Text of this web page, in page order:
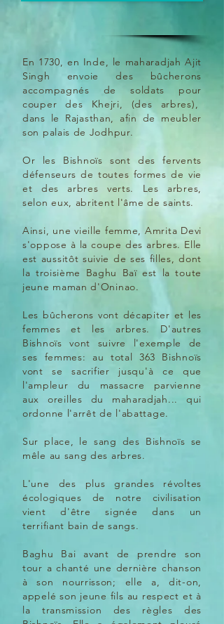
En 1730, en Inde, le maharadjah Ajit
Singh envoie des bûcherons
accompagnés de soldats pour
couper des Khejri, (des arbres),
dans le Rajasthan, afin de meubler
son palais de Jodhpur.
Or les Bishnoïs sont des fervents
défenseurs de toutes formes de vie
et des arbres verts. Les arbres,
selon eux, abritent l'âme de saints.
Ainsi, une vieille femme, Amrita Devi
s'oppose à la coupe des arbres. Elle
est aussitôt suivie de ses filles, dont
la troisième Baghu Baï est la toute
jeune maman d'Oninao.
Les bûcherons vont décapiter et les
femmes et les arbres. D'autres
Bishnoïs vont suivre l'exemple de
ses femmes: au total 363 Bishnoïs
vont se sacrifier jusqu'à ce que
l'ampleur du massacre parvienne
aux oreilles du maharadjah... qui
ordonne l'arrêt de l'abattage.
Sur place, le sang des Bishnoïs se
mêle au sang des arbres.
L'une des plus grandes révoltes
écologiques de notre civilisation
vient d'être signée dans un
terrifiant bain de sangs.
Baghu Bai avant de prendre son
tour a chanté une dernière chanson
à son nourrisson; elle a, dit-on,
appelé son jeune fils au respect et à
la transmission des règles des